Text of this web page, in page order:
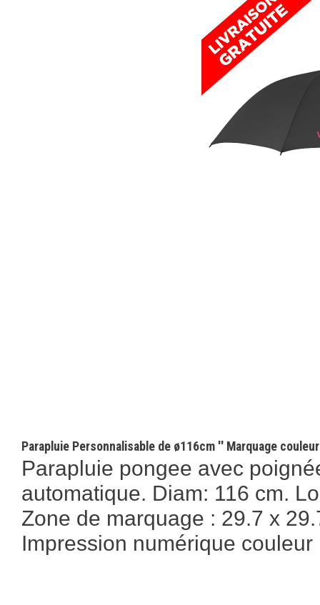
Parapluie Personnalisable de ø116cm '' Marquage
Parapluie pongee avec
automatique. Diam: 116 cm.
Zone de marquage : 29.7 x
Impression numérique couleur